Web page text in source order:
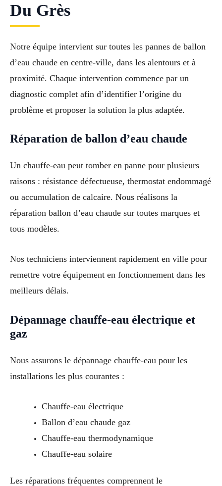
Du Grès
Notre équipe intervient sur toutes les pannes de ballon
d’eau chaude en centre-ville, dans les alentours et à
proximité. Chaque intervention commence par un
diagnostic complet afin d’identifier l’origine du
problème et proposer la solution la plus adaptée.
Réparation de ballon d’eau chaude
Un chauffe-eau peut tomber en panne pour plusieurs
raisons : résistance défectueuse, thermostat endommagé
ou accumulation de calcaire. Nous réalisons la
réparation ballon d’eau chaude sur toutes marques et
tous modèles.
Nos techniciens interviennent rapidement en ville pour
remettre votre équipement en fonctionnement dans les
meilleurs délais.
Dépannage chauffe-eau électrique et
gaz
Nous assurons le dépannage chauffe-eau pour les
installations les plus courantes :
Chauffe-eau électrique
Ballon d’eau chaude gaz
Chauffe-eau thermodynamique
Chauffe-eau solaire
Les réparations fréquentes comprennent le